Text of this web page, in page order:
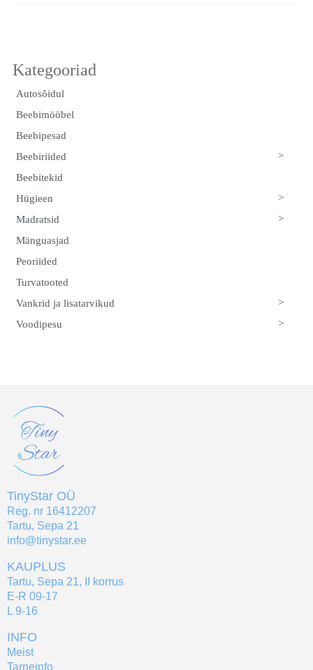
Autosõidul
Beebimööbel
Beebipesad
>
Beebiriided
Beebitekid
>
Hügieen
>
Madratsid
Mänguasjad
Peoriided
Turvatooted
>
Vankrid ja lisatarvikud
>
Voodipesu
TinyStar OÜ
Reg. nr 16412207
Tartu, Sepa 21
info@tinystar.ee
KAUPLUS
Tartu, Sepa 21, II korrus
E-R 09-17
L 9-16
INFO
Meist
Tarneinfo